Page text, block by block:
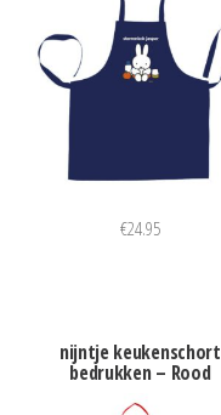
€24.95
nijntje keukenschort
bedrukken – Rood